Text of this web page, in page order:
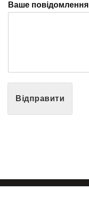
Ваше повідомлення
Відправити